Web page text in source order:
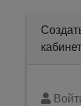
кабинет